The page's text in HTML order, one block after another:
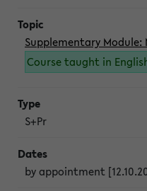
Supplementary Module:
Course taught in
S+Pr
by appointment